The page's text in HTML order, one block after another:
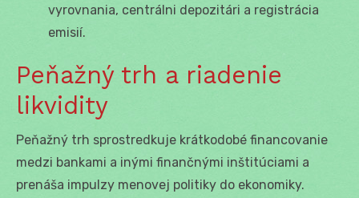
vyrovnania, centrálni depozitári a registrácia
emisií.
Peňažný trh a riadenie
likvidity
Peňažný trh sprostredkuje krátkodobé financovanie
medzi bankami a inými finančnými inštitúciami a
prenáša impulzy menovej politiky do ekonomiky.